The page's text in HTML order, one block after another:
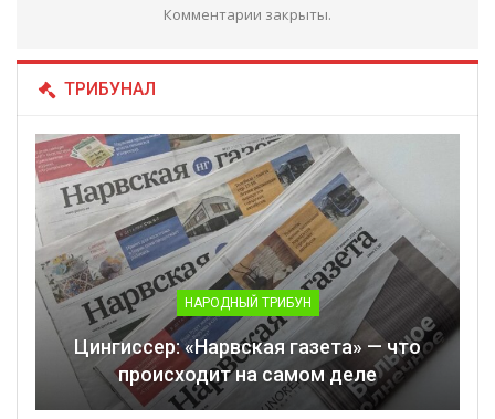
Комментарии закрыты.
ТРИБУНАЛ
НАРОДНЫЙ ТРИБУН
Цингиссер: «Нарвская газета» — что
происходит на самом деле